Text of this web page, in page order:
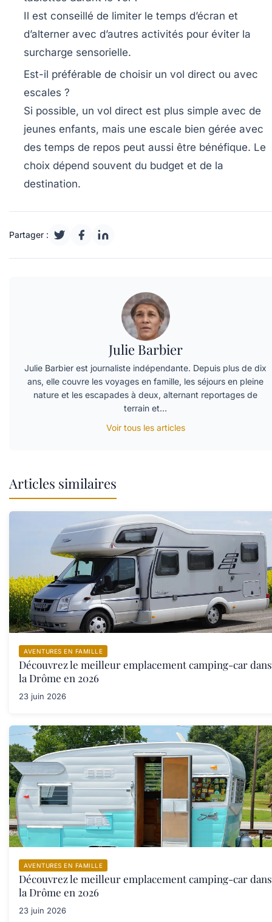
Il est conseillé de limiter le temps d’écran et
d’alterner avec d’autres activités pour éviter la
surcharge sensorielle.
Est-il préférable de choisir un vol direct ou avec
escales ?
Si possible, un vol direct est plus simple avec de
jeunes enfants, mais une escale bien gérée avec
des temps de repos peut aussi être bénéfique. Le
choix dépend souvent du budget et de la
destination.
Partager :
Julie Barbier
Julie Barbier est journaliste indépendante. Depuis plus de dix
ans, elle couvre les voyages en famille, les séjours en pleine
nature et les escapades à deux, alternant reportages de
terrain et…
Voir tous les articles
Articles similaires
AVENTURES EN FAMILLE
Découvrez le meilleur emplacement camping-car dans
la Drôme en 2026
23 juin 2026
AVENTURES EN FAMILLE
Découvrez le meilleur emplacement camping-car dans
la Drôme en 2026
23 juin 2026